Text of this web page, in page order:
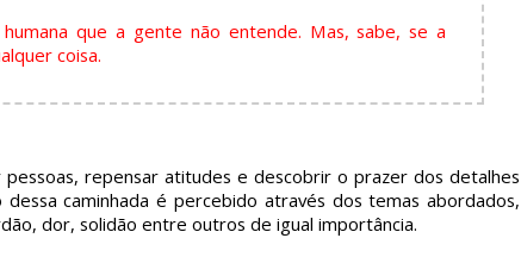
que a gente não entende. Mas, sabe, se a
coisa.
repensar atitudes e descobrir o prazer dos detalhes
caminhada é percebido através dos temas abordados,
dor, solidão entre outros de igual importância.